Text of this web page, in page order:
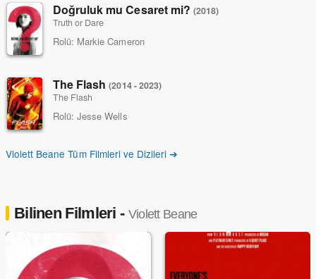
Doğruluk mu Cesaret mi? (2018)
Truth or Dare
Rolü: Markie Cameron
The Flash(2014 - 2023)
The Flash
Rolü: Jesse Wells
Violett Beane Tüm Filmleri ve Dizileri ➔
Bilinen Filmleri - Violett Beane